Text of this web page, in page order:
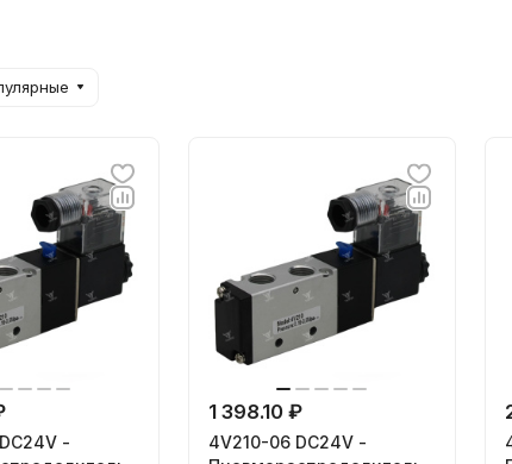
-
1 398.10 ₽
4V210-06 DC24V -